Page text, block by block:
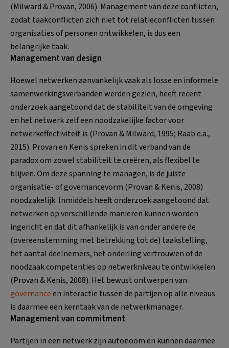
(Milward & Provan, 2006). Management van deze conflicten,
zodat taakconflicten zich niet tot relatieconflicten tussen
organisaties of personen ontwikkelen, is dus een
belangrijke taak.
Management van design
Hoewel netwerken aanvankelijk vaak als losse en informele
samenwerkingsverbanden werden gezien, heeft recent
onderzoek aangetoond dat de stabiliteit van de omgeving
en het netwerk zelf een noodzakelijke factor voor
netwerkeffectiviteit is (Provan & Milward, 1995; Raab e.a.,
2015). Provan en Kenis spreken in dit verband van de
paradox om zowel stabiliteit te creëren, als flexibel te
blijven. Om deze spanning te managen, is de juiste
organisatie- of governancevorm (Provan & Kenis, 2008)
noodzakelijk. Inmiddels heeft onderzoek aangetoond dat
netwerken op verschillende manieren kunnen worden
ingericht en dat dit afhankelijk is van onder andere de
(overeenstemming met betrekking tot de) taakstelling,
het aantal deelnemers, het onderling vertrouwen of de
noodzaak competenties op netwerkniveau te ontwikkelen
(Provan & Kenis, 2008). Het bewust ontwerpen van
governanceen interactie tussen de partijen op alle niveaus
is daarmee een kerntaak van de netwerkmanager.
Management van commitment
Partijen in een netwerk zijn autonoom en kunnen daarmee